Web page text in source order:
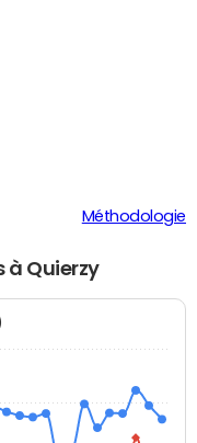
Méthodologie
à Quierzy